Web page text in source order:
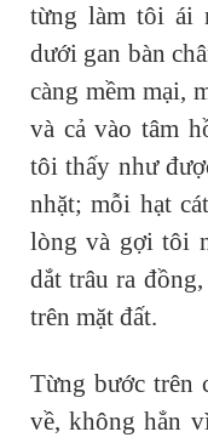
từng làm tôi ái
dưới gan bàn
càng mềm mại,
và cả vào tâm
tôi thấy như
nhặt; mỗi hạt
lòng và gợi tôi
dắt trâu ra
trên mặt đất.
Từng bước trên
về, không hẳn